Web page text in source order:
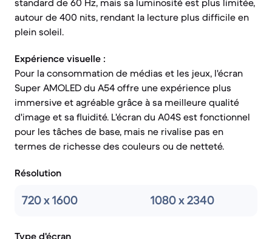
standard de 60 Hz, mais sa luminosité est plus limitée,
autour de 400 nits, rendant la lecture plus difficile en
plein soleil.
Expérience visuelle :
Pour la consommation de médias et les jeux, l'écran
Super AMOLED du A54 offre une expérience plus
immersive et agréable grâce à sa meilleure qualité
d'image et sa fluidité. L'écran du A04S est fonctionnel
pour les tâches de base, mais ne rivalise pas en
termes de richesse des couleurs ou de netteté.
Résolution
720 x 1600 1080 x 2340
Type d'écran